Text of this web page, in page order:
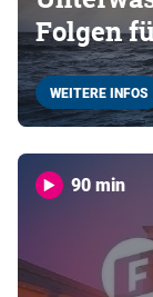
Folgen
WEITERE INFOS
90 min